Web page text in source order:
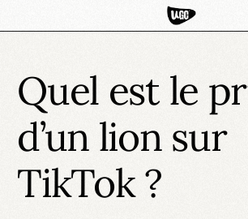
Quel est le
d’un lion sur
TikTok ?